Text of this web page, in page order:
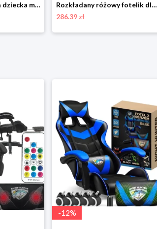
Fotel obrotowy dla dziecka młodzieży MARK ADLER biurowy różowy regulowany
Rozkładany różowy fotelik dla dziewczynki Tron pufa XXL pluszowy materacyk
286.39 zł
-12%